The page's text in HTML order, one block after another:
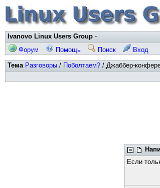
Ivanovo Linux Users Group -
Форум
Помощь Поиск Вход
Тема Разговоры / Поболтаем? / Джаббер-
Если